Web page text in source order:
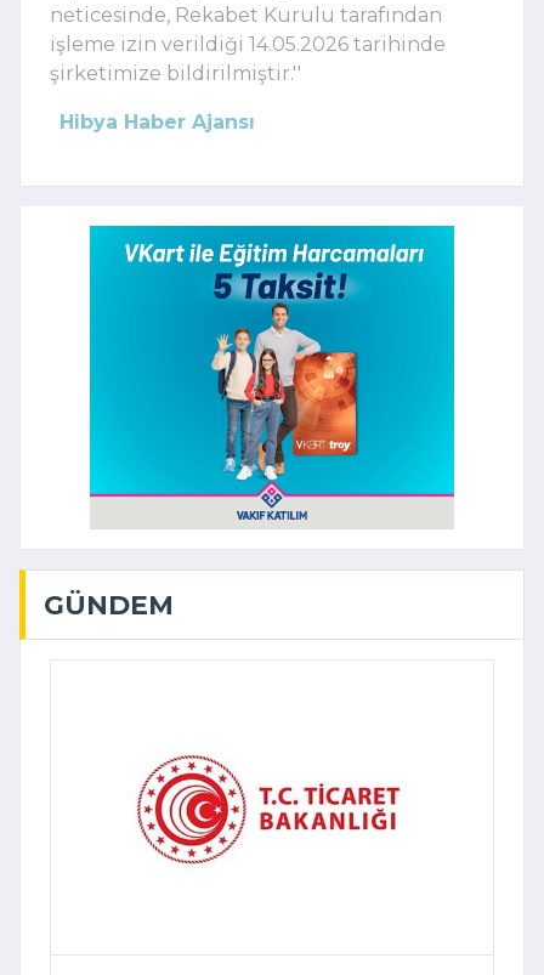
neticesinde, Rekabet Kurulu tarafından
işleme izin verildiği 14.05.2026 tarihinde
şirketimize bildirilmiştir.''
Hibya Haber Ajansı
GÜNDEM